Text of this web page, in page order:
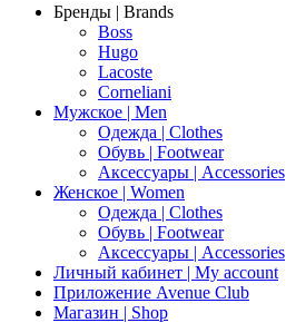
Бренды | Brands
Boss
Hugo
Lacoste
Corneliani
Мужское | Men
Одежда | Clothes
Обувь | Footwear
Аксессуары | Accessories
Женское | Women
Одежда | Clothes
Обувь | Footwear
Аксессуары | Accessories
Личный кабинет | My account
Приложение Avenue Club
Магазин | Shop